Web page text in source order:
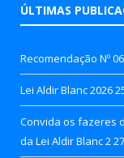
ÚLTIMAS
Recomendação Nº
Lei Aldir Blanc 2026
Convida os fazeres
da Lei Aldir Blanc 2